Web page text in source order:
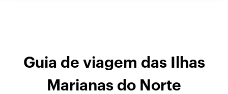
Guia de viagem das Ilhas
Marianas do Norte